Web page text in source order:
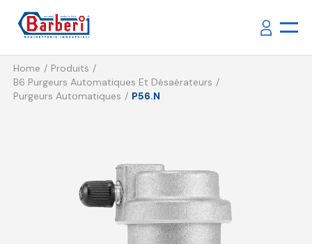
Home
Produits
B6 Purgeurs Automatiques Et Désaérateurs
Purgeurs Automatiques
P56.N